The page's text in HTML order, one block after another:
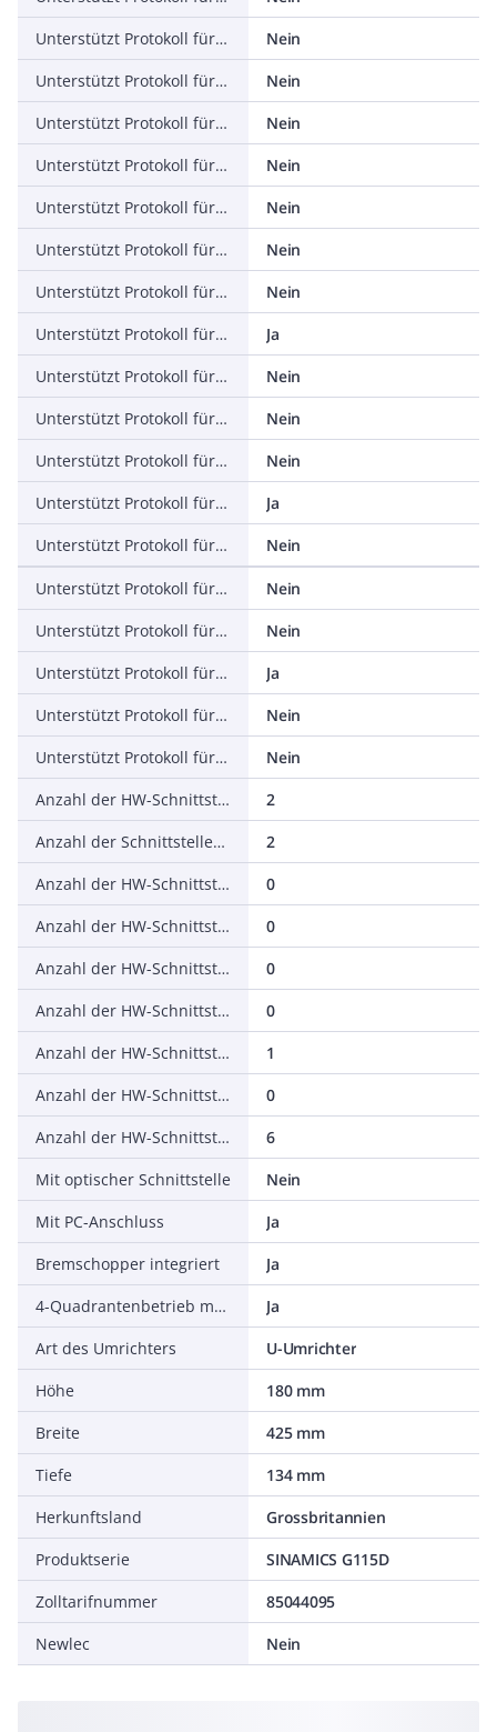
Unterstützt Protokoll für ASI
Nein
Unterstützt Protokoll für KNX
Nein
Unterstützt Protokoll für Modbus
Nein
Unterstützt Protokoll für Data-Highway
Nein
Unterstützt Protokoll für DeviceNet
Nein
Unterstützt Protokoll für SUCONET
Nein
Unterstützt Protokoll für LON
Nein
Unterstützt Protokoll für PROFINET IO
Ja
Unterstützt Protokoll für PROFINET CBA
Nein
Unterstützt Protokoll für SERCOS
Nein
Unterstützt Protokoll für Foundation Fieldbus
Nein
Unterstützt Protokoll für EtherNet/IP
Ja
Unterstützt Protokoll für AS-Interface Safety at Work
Nein
Unterstützt Protokoll für DeviceNet Safety
Nein
Unterstützt Protokoll für INTERBUS-Safety
Nein
Unterstützt Protokoll für PROFIsafe
Ja
Unterstützt Protokoll für SafetyBUS p
Nein
Unterstützt Protokoll für sonstige Bussysteme
Nein
Anzahl der HW-Schnittstellen Industrial Ethernet
2
Anzahl der Schnittstellen PROFINET
2
Anzahl der HW-Schnittstellen seriell RS-232
0
Anzahl der HW-Schnittstellen seriell RS-422
0
Anzahl der HW-Schnittstellen seriell RS-485
0
Anzahl der HW-Schnittstellen seriell TTY
0
Anzahl der HW-Schnittstellen USB
1
Anzahl der HW-Schnittstellen parallel
0
Anzahl der HW-Schnittstellen sonstige
6
Mit optischer Schnittstelle
Nein
Mit PC-Anschluss
Ja
Bremschopper integriert
Ja
4-Quadrantenbetrieb möglich
Ja
Art des Umrichters
U-Umrichter
Höhe
180 mm
Breite
425 mm
Tiefe
134 mm
Herkunftsland
Grossbritannien
Produktserie
SINAMICS G115D
Zolltarifnummer
85044095
Newlec
Nein